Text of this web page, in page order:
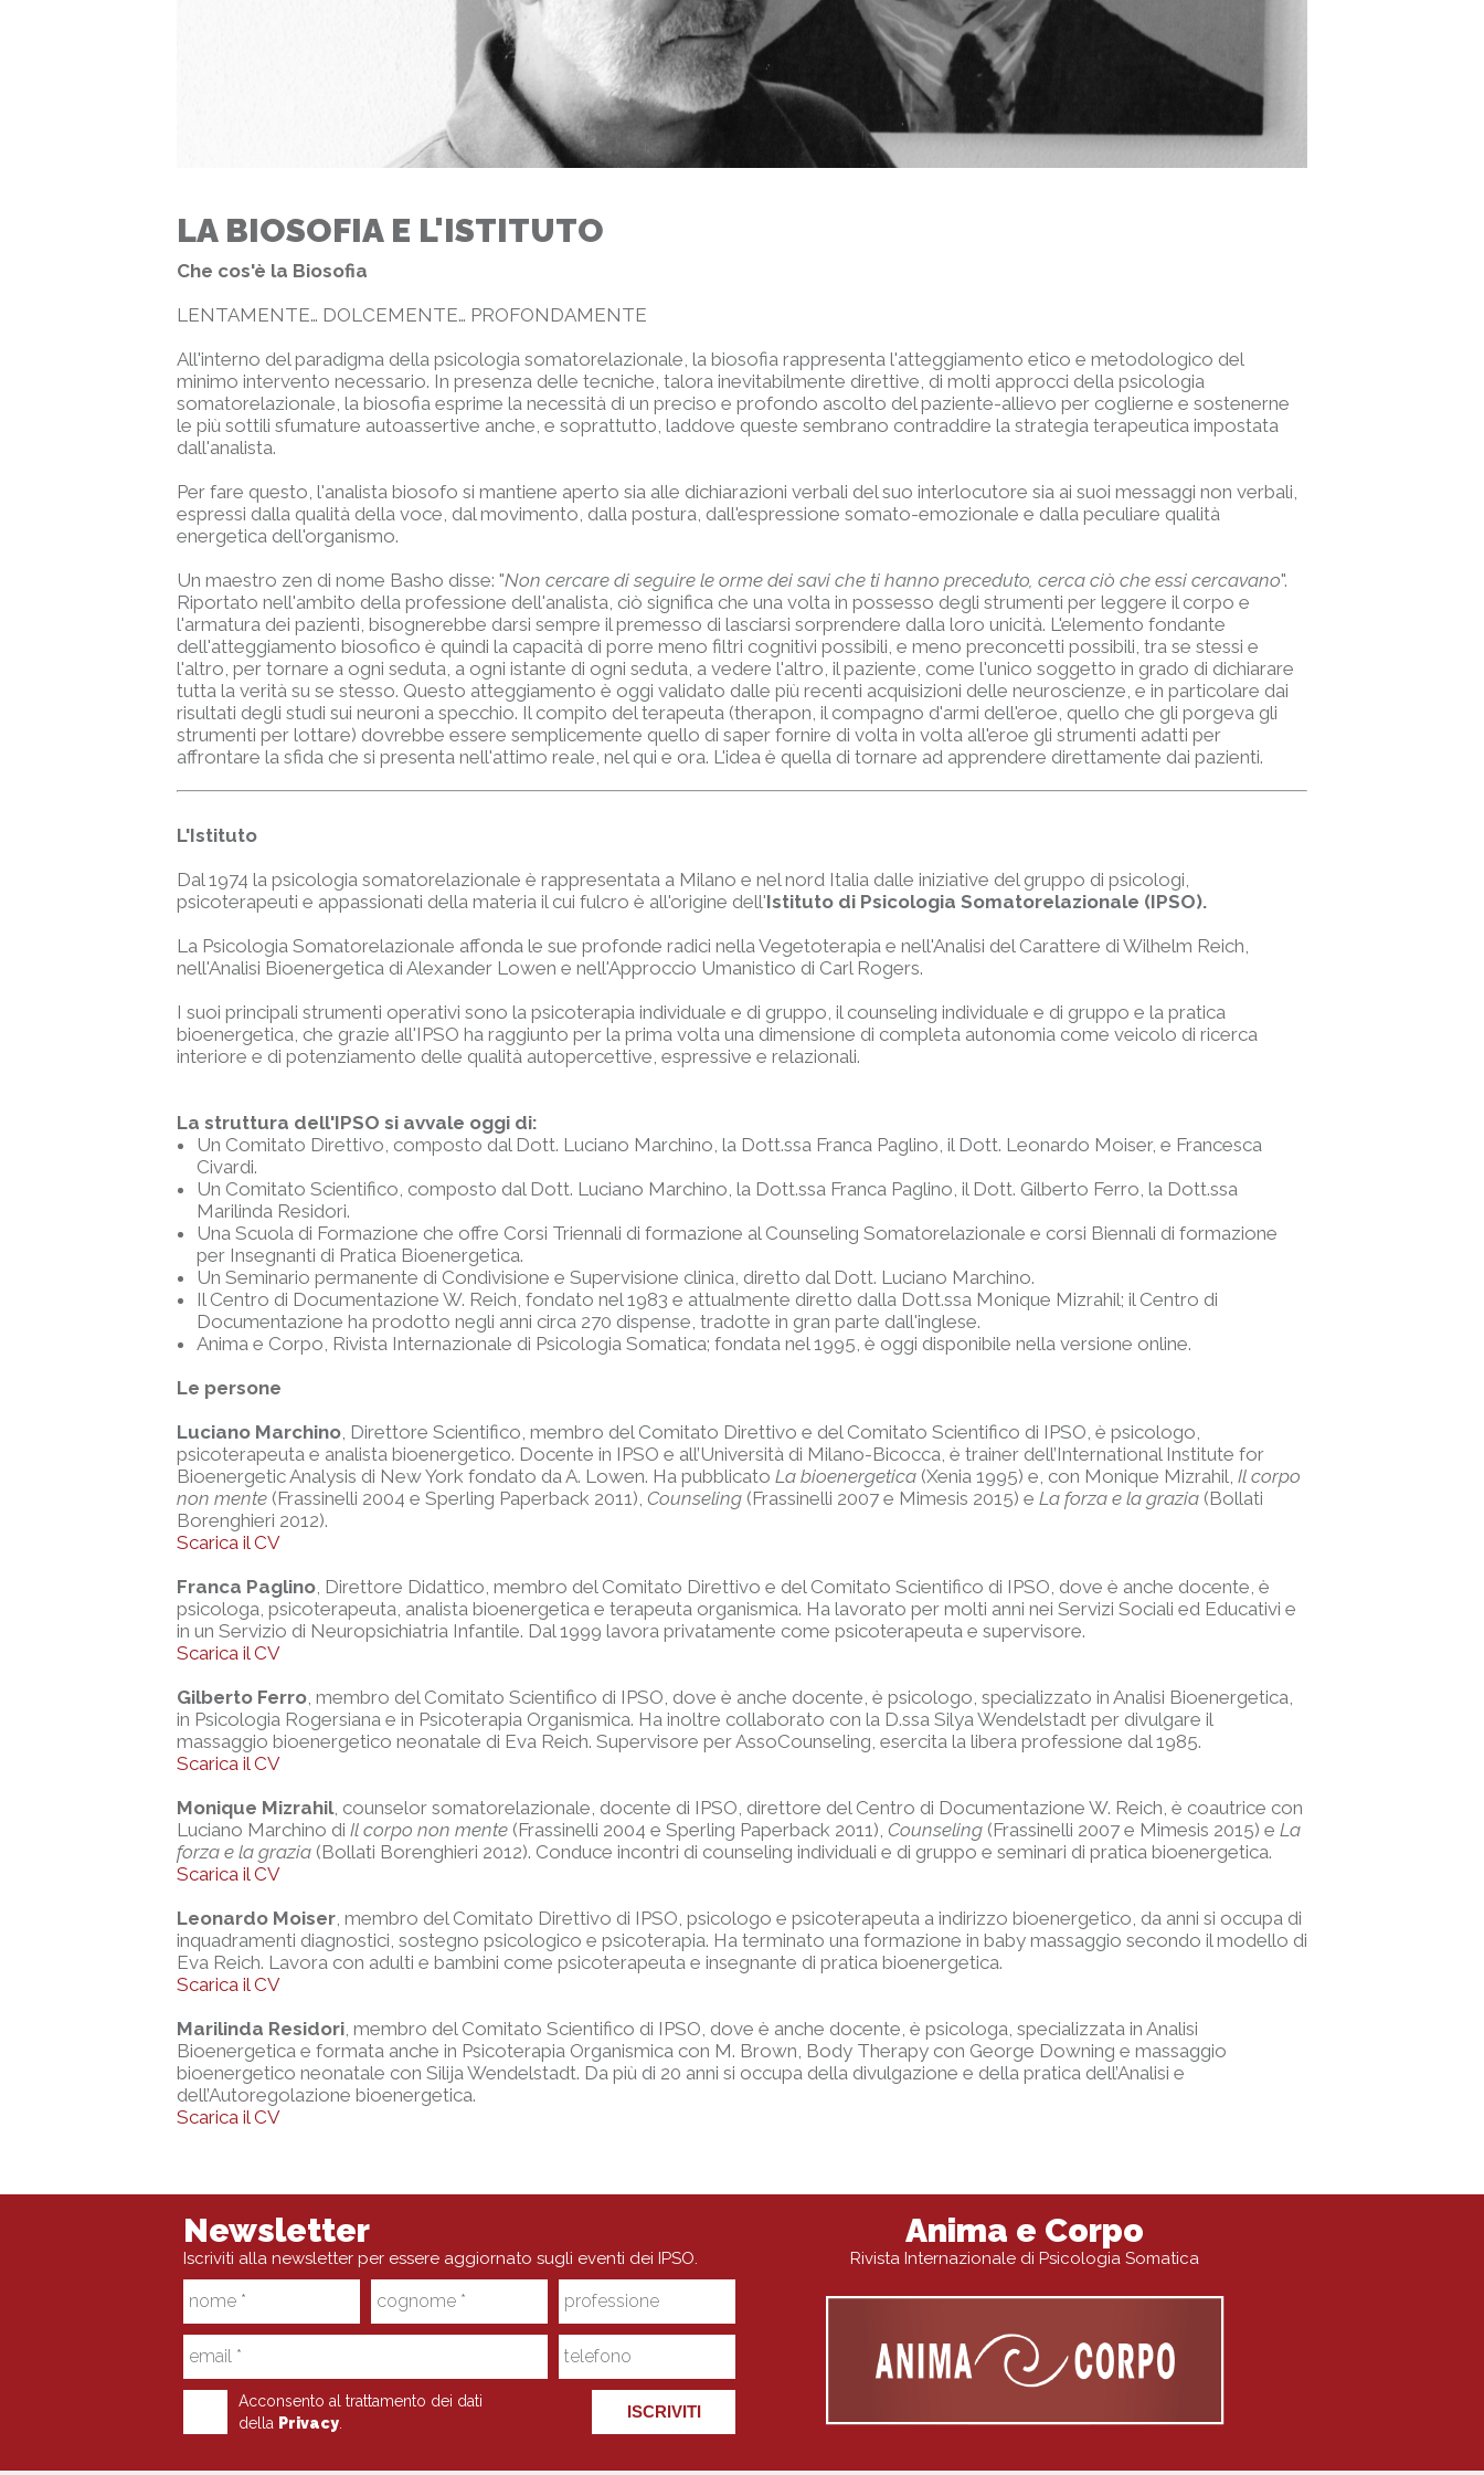
LA BIOSOFIA E L'ISTITUTO
Che cos'è la Biosofia
LENTAMENTE… DOLCEMENTE… PROFONDAMENTE
All'interno del paradigma della psicologia somatorelazionale, la biosofia rappresenta l'atteggiamento etico e metodologico del
minimo intervento necessario. In presenza delle tecniche, talora inevitabilmente direttive, di molti approcci della psicologia
somatorelazionale, la biosofia esprime la necessità di un preciso e profondo ascolto del paziente-allievo per coglierne e sostenerne
le più sottili sfumature autoassertive anche, e soprattutto, laddove queste sembrano contraddire la strategia terapeutica impostata
dall'analista.
Per fare questo, l'analista biosofo si mantiene aperto sia alle dichiarazioni verbali del suo interlocutore sia ai suoi messaggi non verbali,
espressi dalla qualità della voce, dal movimento, dalla postura, dall'espressione somato-emozionale e dalla peculiare qualità
energetica dell'organismo.
Un maestro zen di nome Basho disse: "Non cercare di seguire le orme dei savi che ti hanno preceduto, cerca ciò che essi cercavano".
Riportato nell'ambito della professione dell'analista, ciò significa che una volta in possesso degli strumenti per leggere il corpo e
l'armatura dei pazienti, bisognerebbe darsi sempre il premesso di lasciarsi sorprendere dalla loro unicità. L'elemento fondante
dell'atteggiamento biosofico è quindi la capacità di porre meno filtri cognitivi possibili, e meno preconcetti possibili, tra se stessi e
l'altro, per tornare a ogni seduta, a ogni istante di ogni seduta, a vedere l'altro, il paziente, come l'unico soggetto in grado di dichiarare
tutta la verità su se stesso. Questo atteggiamento è oggi validato dalle più recenti acquisizioni delle neuroscienze, e in particolare dai
risultati degli studi sui neuroni a specchio. Il compito del terapeuta (therapon, il compagno d'armi dell'eroe, quello che gli porgeva gli
strumenti per lottare) dovrebbe essere semplicemente quello di saper fornire di volta in volta all'eroe gli strumenti adatti per
affrontare la sfida che si presenta nell'attimo reale, nel qui e ora. L'idea è quella di tornare ad apprendere direttamente dai pazienti.
L'Istituto
Dal 1974 la psicologia somatorelazionale è rappresentata a Milano e nel nord Italia dalle iniziative del gruppo di psicologi,
psicoterapeuti e appassionati della materia il cui fulcro è all'origine dell'Istituto di Psicologia Somatorelazionale (IPSO).
La Psicologia Somatorelazionale affonda le sue profonde radici nella Vegetoterapia e nell'Analisi del Carattere di Wilhelm Reich,
nell'Analisi Bioenergetica di Alexander Lowen e nell'Approccio Umanistico di Carl Rogers.
I suoi principali strumenti operativi sono la psicoterapia individuale e di gruppo, il counseling individuale e di gruppo e la pratica
bioenergetica, che grazie all'IPSO ha raggiunto per la prima volta una dimensione di completa autonomia come veicolo di ricerca
interiore e di potenziamento delle qualità autopercettive, espressive e relazionali.
La struttura dell'IPSO si avvale oggi di:
Un Comitato Direttivo, composto dal Dott. Luciano Marchino, la Dott.ssa Franca Paglino, il Dott. Leonardo Moiser, e Francesca
Civardi.
Un Comitato Scientifico, composto dal Dott. Luciano Marchino, la Dott.ssa Franca Paglino, il Dott. Gilberto Ferro, la Dott.ssa
Marilinda Residori.
Una Scuola di Formazione che offre Corsi Triennali di formazione al Counseling Somatorelazionale e corsi Biennali di formazione
per Insegnanti di Pratica Bioenergetica.
Un Seminario permanente di Condivisione e Supervisione clinica, diretto dal Dott. Luciano Marchino.
Il Centro di Documentazione W. Reich, fondato nel 1983 e attualmente diretto dalla Dott.ssa Monique Mizrahil; il Centro di
Documentazione ha prodotto negli anni circa 270 dispense, tradotte in gran parte dall'inglese.
Anima e Corpo, Rivista Internazionale di Psicologia Somatica; fondata nel 1995, è oggi disponibile nella versione online.
Le persone
Luciano Marchino , Direttore Scientifico, membro del Comitato Direttivo e del Comitato Scientifico di IPSO, è psicologo,
psicoterapeuta e analista bioenergetico. Docente in IPSO e all’Università di Milano-Bicocca, è trainer dell’International Institute for
Bioenergetic Analysis di New York fondato da A. Lowen. Ha pubblicato La bioenergetica (Xenia 1995) e, con Monique Mizrahil, Il corpo
non mente (Frassinelli 2004 e Sperling Paperback 2011), Counseling (Frassinelli 2007 e Mimesis 2015) e La forza e la grazia (Bollati
Borenghieri 2012).
Scarica il CV
Franca Paglino , Direttore Didattico, membro del Comitato Direttivo e del Comitato Scientifico di IPSO, dove è anche docente, è
psicologa, psicoterapeuta, analista bioenergetica e terapeuta organismica. Ha lavorato per molti anni nei Servizi Sociali ed Educativi e
in un Servizio di Neuropsichiatria Infantile. Dal 1999 lavora privatamente come psicoterapeuta e supervisore.
Scarica il CV
Gilberto Ferro , membro del Comitato Scientifico di IPSO, dove è anche docente, è psicologo, specializzato in Analisi Bioenergetica,
in Psicologia Rogersiana e in Psicoterapia Organismica. Ha inoltre collaborato con la D.ssa Silya Wendelstadt per divulgare il
massaggio bioenergetico neonatale di Eva Reich. Supervisore per AssoCounseling, esercita la libera professione dal 1985.
Scarica il CV
Monique Mizrahil, counselor somatorelazionale, docente di IPSO, direttore del Centro di Documentazione W. Reich, è coautrice con
Luciano Marchino di Il corpo non mente (Frassinelli 2004 e Sperling Paperback 2011), Counseling (Frassinelli 2007 e Mimesis 2015) e La
forza e la grazia (Bollati Borenghieri 2012). Conduce incontri di counseling individuali e di gruppo e seminari di pratica bioenergetica.
Scarica il CV
Leonardo Moiser , membro del Comitato Direttivo di IPSO, psicologo e psicoterapeuta a indirizzo bioenergetico, da anni si occupa di
inquadramenti diagnostici, sostegno psicologico e psicoterapia. Ha terminato una formazione in baby massaggio secondo il modello di
Eva Reich. Lavora con adulti e bambini come psicoterapeuta e insegnante di pratica bioenergetica.
Scarica il CV
Marilinda Residori , membro del Comitato Scientifico di IPSO, dove è anche docente, è psicologa, specializzata in Analisi
Bioenergetica e formata anche in Psicoterapia Organismica con M. Brown, Body Therapy con George Downing e massaggio
bioenergetico neonatale con Silija Wendelstadt. Da più di 20 anni si occupa della divulgazione e della pratica dell’Analisi e
dell’Autoregolazione bioenergetica.
Scarica il CV
Newsletter
Iscriviti alla newsletter per essere aggiornato sugli eventi dei IPSO.
Acconsento al trattamento dei dati
della Privacy
ISCRIVITI
Anima e Corpo
Rivista Internazionale di Psicologia Somatica